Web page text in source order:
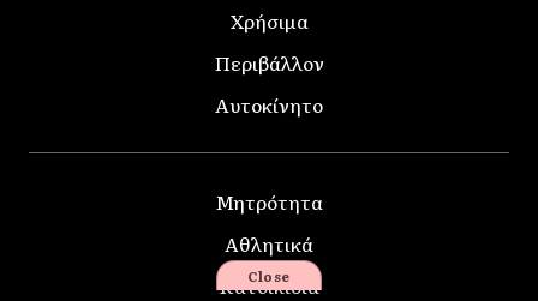
Χρήσιμα
Περιβάλλον
Αυτοκίνητο
Μητρότητα
Αθλητικά
Κατοικίδια
Close